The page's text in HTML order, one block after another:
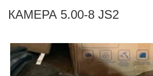
КАМЕРА 5.00-8 JS2